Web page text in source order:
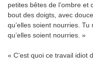
petites bêtes de l’ombre et
bout des doigts, avec
qu’elles soient nourries.
qu’elles soient nourries. »
« C’est quoi ce travail idiot